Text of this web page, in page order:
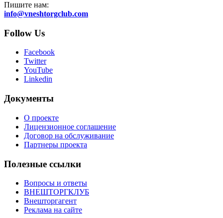
Пишите нам:
info@vneshtorgclub.com
Follow Us
Facebook
Twitter
YouTube
Linkedin
Документы
О проекте
Лицензионное соглашение
Договор на обслуживание
Партнеры проекта
Полезные ссылки
Вопросы и ответы
ВНЕШТОРГКЛУБ
Внешторгагент
Реклама на сайте